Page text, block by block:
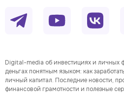
Digital-media об инвестициях и личных
деньгах понятным языком: как
личный капитал. Последние новости,
финансовой грамотности и полезные